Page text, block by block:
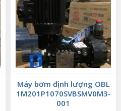
Máy bơm định lượng OBL
1M201P1070SVBSMV0M3-
001